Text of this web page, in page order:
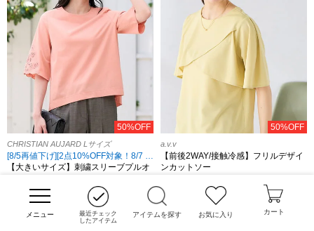
最近チェック
したアイテム
アイテムを探す お気に入り カート
50%OFF
CHRISTIAN AUJARD Lサイズ
【大きいサイズ】刺繍スリーブプルオ
￥33,000（税込）
￥16,500 （税込）
50%OFF
a.v.v
【前後2WAY/接触冷感】フリルデザイ
ンカットソー
→
￥2,195（税込）